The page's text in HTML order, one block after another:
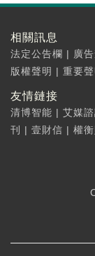
相關訊息
法定公告欄 | 廣
版權聲明 | 重要聲
友情鏈接
清博智能 | 艾媒
刊
| 壹財信 | 權